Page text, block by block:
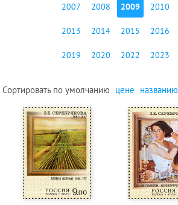
2007 2008 2009 2010
2013 2014 2015 2016
2019 2020 2022 2023
Сортировать поумолчанию цене названию